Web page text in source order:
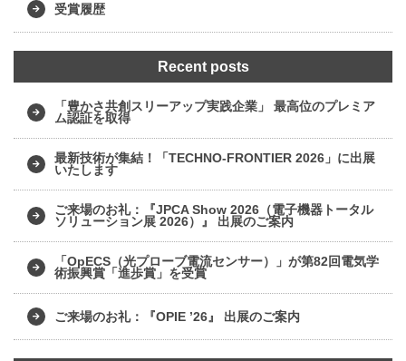
受賞履歴
Recent posts
「豊かさ共創スリーアップ実践企業」 最高位のプレミア
ム認証を取得
最新技術が集結！「TECHNO-FRONTIER 2026」に出展
いたします
ご来場のお礼：『JPCA Show 2026（電子機器トータル
ソリューション展 2026）』 出展のご案内
「OpECS（光プローブ電流センサー）」が第82回電気学
術振興賞「進歩賞」を受賞
ご来場のお礼：『OPIE ’26』 出展のご案内